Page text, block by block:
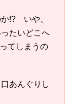
か!? いや、
たいどこへ
てしまうの
あんぐりし